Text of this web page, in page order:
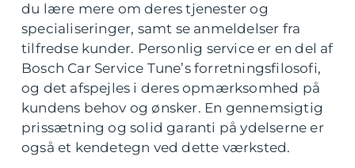
du lære mere om deres tjenester og
specialiseringer, samt se anmeldelser fra
tilfredse kunder. Personlig service er en del af
Bosch Car Service Tune’s forretningsfilosofi,
og det afspejles i deres opmærksomhed på
kundens behov og ønsker. En gennemsigtig
prissætning og solid garanti på ydelserne er
også et kendetegn ved dette værksted.